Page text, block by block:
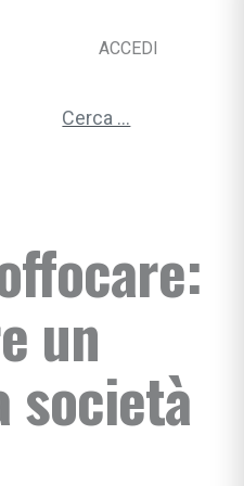
ACCEDI
Ricerca per:
un